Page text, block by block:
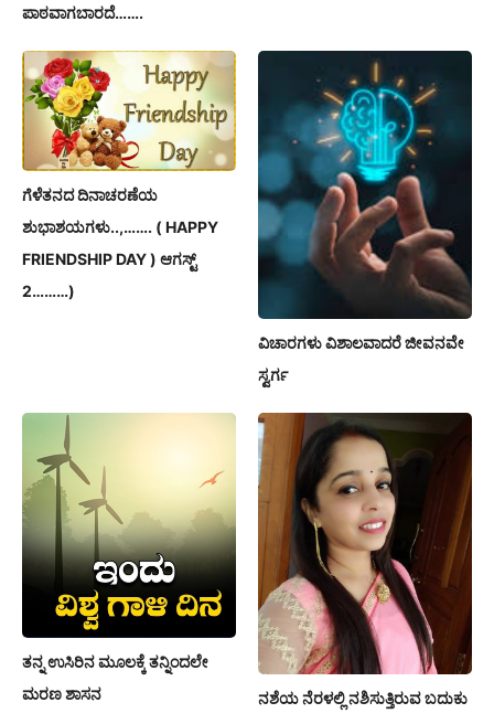
ಪಾಠವಾಗಬಾರದೆ…….
ಗೆಳೆತನದ ದಿನಾಚರಣೆಯ
ಶುಭಾಶಯಗಳು..,……. ( HAPPY
FRIENDSHIP DAY ) ಆಗಸ್ಟ್
2………)
ವಿಚಾರಗಳು ವಿಶಾಲವಾದರೆ ಜೀವನವೇ
ಸ್ವರ್ಗ
ತನ್ನ ಉಸಿರಿನ ಮೂಲಕ್ಕೆ ತನ್ನಿಂದಲೇ
ಮರಣ ಶಾಸನ
ನಶೆಯ ನೆರಳಲ್ಲಿ ನಶಿಸುತ್ತಿರುವ ಬದುಕು